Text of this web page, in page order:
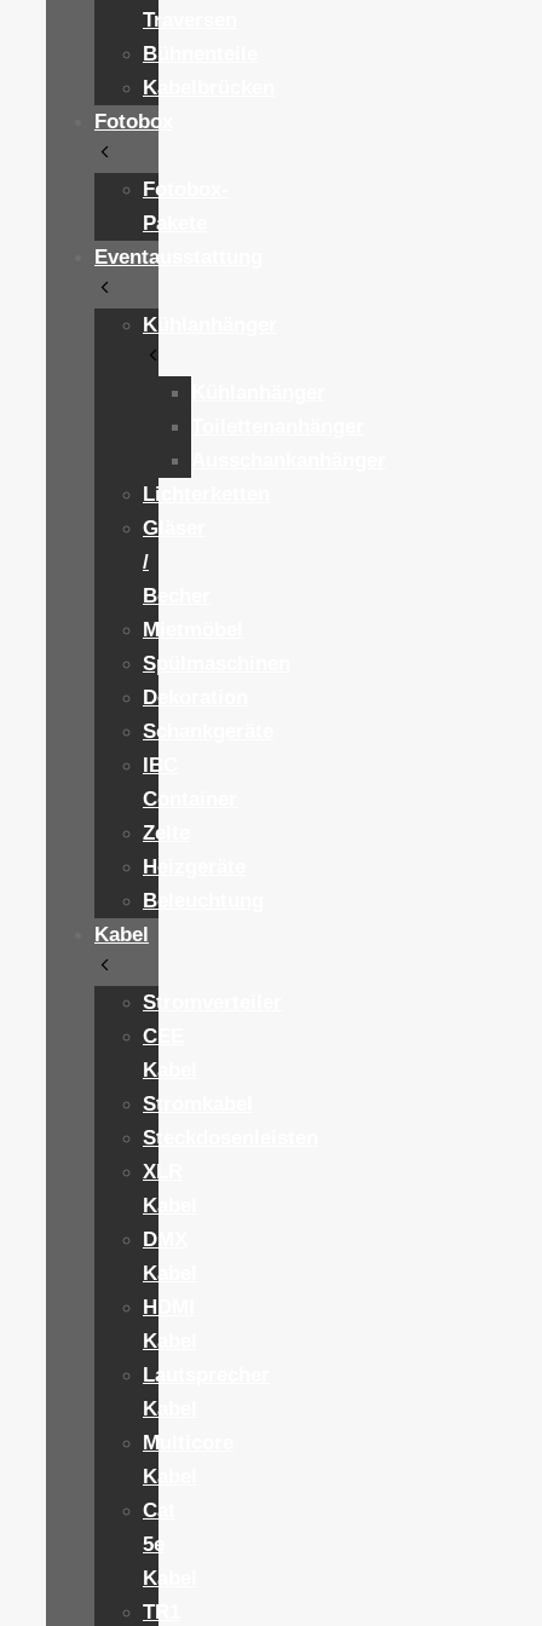
Traversen
Bühnenteile
Kabelbrücken
Fotobox
Fotobox-
Pakete
Eventausstattung
Kühlanhänger
Lichterketten
Gläser
/
Becher
Mietmöbel
Spülmaschinen
Dekoration
Schankgeräte
IBC
Container
Zelte
Heizgeräte
Beleuchtung
Kabel
Stromverteiler
CEE
Kabel
Stromkabel
Steckdosenleisten
XLR
Kabel
DMX
Kabel
HDMI
Kabel
Lautsprecher
Kabel
Multicore
Kabel
Cat
5e
Kabel
TR1